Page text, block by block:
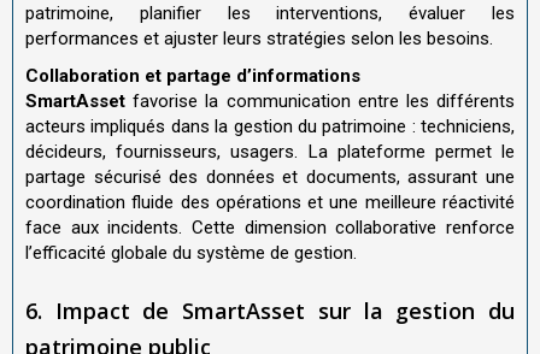
patrimoine, planifier les interventions, évaluer les
performances et ajuster leurs stratégies selon les besoins.
Collaboration et partage d’informations
SmartAssetfavorise la communication entre les différents
acteurs impliqués dans la gestion du patrimoine : techniciens,
décideurs, fournisseurs, usagers. La plateforme permet le
partage sécurisé des données et documents, assurant une
coordination fluide des opérations et une meilleure réactivité
face aux incidents. Cette dimension collaborative renforce
l’efficacité globale du système de gestion.
6. Impact de SmartAsset sur la gestion du
patrimoine public